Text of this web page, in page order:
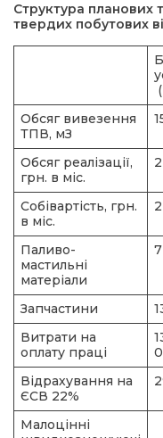
Структура планових
твердих побутових
Обсяг вивезення
ТПВ, мЗ
Обсяг реалізації,
грн. в міс.
Собівартість, грн.
в міс.
Паливо-
мастильні
матеріали
Запчастини
Витрати на
оплату праці
Відрахування на
ЄСВ 22%
Малоцінні